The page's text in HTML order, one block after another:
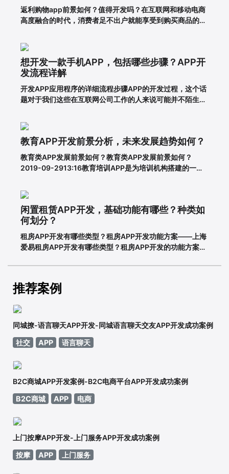
返利购物app前景如何？值得开发吗？在互联网和移动电商
高度融合的时代，消费者足不出户就能享受到购买商品的便
用户，许多企业和商家开始致力于返利购物app的建设。返
利购物app有什么优势？一、在网络上购买商品有哪些利
弊?对于消费者的
想开发一款手机APP，包括哪些步骤？APP开
发流程详解
开发APP应用程序的详细流程步骤APP的开发过程，这个话
题对于我们这些在互联网公司工作的人来说可能并不陌生，
了。其实，APP开发的流程并不复杂，接下来就带大家一起
看一下一套完整的APP开发流程包含哪些步骤。一、基本功
能需求阶段0
教育APP开发前景分析，未来发展趋势如何？
教育类APP发展前景如何？教育类APP发展前景如何？
2019-09-2913:16教育培训APP是为培训机构搭建的一个
的来了吗？据调查，截至2018年6月，我国网民规模达8.02
亿，普及率57.7%。其中，手机网民规模已达7.8
闲置租赁APP开发，基础功能有哪些？种类如
何划分？
租房APP开发有哪些类型？租房APP开发功能方案——上海
爱易租房APP开发有哪些类型？租房APP开发的功能方案
基本功能有哪些，如何划分？说到租赁，相信大家都不陌
推荐案例
同城撩-语言聊天APP开发-同城语言聊天交友APP开发成功案例
社交
APP 语言聊天
B2C商城APP开发案例-B2C电商平台APP开发成功案例
B2C商城
APP 电商
上门按摩APP开发-上门服务APP开发成功案例
按摩
APP 上门服务